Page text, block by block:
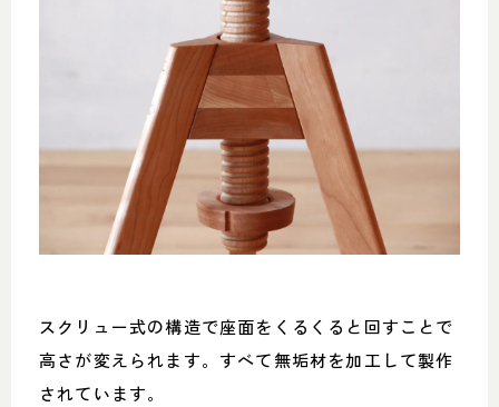
スクリュー式の構造で座面をくるくると回すことで
高さが変えられます。すべて無垢材を加工して製作
されています。